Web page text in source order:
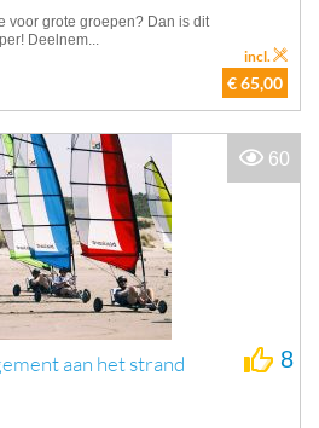
voor grote groepen? Dan is dit
Deelnem...
€ 65,00
incl.
aan het strand 8
60